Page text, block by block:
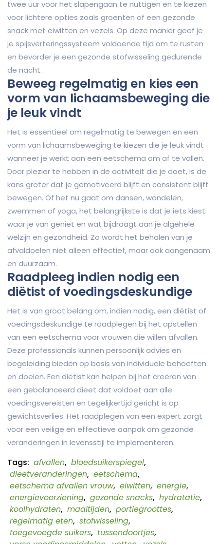
twee uur voor het slapengaan te nuttigen en te kiezen
voor lichtere opties zoals groenten of een gezonde
snack met eiwitten en vezels. Op deze manier geef je
je spijsverteringssysteem voldoende tijd om te rusten
en bevorder je een gezonde stofwisseling gedurende
de nacht.
Beweeg regelmatig en kies een
vorm van lichaamsbeweging die
je leuk vindt
Het is essentieel om regelmatig te bewegen en een
vorm van lichaamsbeweging te kiezen die je leuk vindt
wanneer je werkt aan een eetschema om af te vallen.
Door plezier te hebben in de activiteit die je doet, is de
kans groter dat je gemotiveerd blijft en consistent blijft
bewegen. Of het nu gaat om dansen, wandelen,
zwemmen of yoga, het belangrijkste is dat je iets kiest
waar je van geniet en wat bijdraagt aan je algehele
welzijn en gezondheid. Zo wordt het behalen van je
afvaldoelen niet alleen effectief, maar ook aangenaam
en duurzaam.
Raadpleeg indien nodig een
diëtist of voedingsdeskundige
Het is van groot belang om, indien nodig, een diëtist of
voedingsdeskundige te raadplegen bij het opstellen
van een eetschema voor vrouwen die willen afvallen.
Deze professionals kunnen persoonlijk advies en
begeleiding bieden op basis van individuele behoeften
en doelen. Een diëtist kan helpen bij het creëren van
een gebalanceerd dieet dat voldoet aan alle
voedingsvereisten en tegelijkertijd gericht is op
gewichtsverlies. Het raadplegen van een expert zorgt
voor een veilige en effectieve aanpak om gezonde
veranderingen in levensstijl te implementeren.
Tags: afvallen, bloedsuikerspiegel,
dieetveranderingen, eetschema,
eetschema afvallen vrouw, eiwitten, energie,
energievoorziening, gezonde snacks, hydratatie,
koolhydraten, maaltijden, portiegroottes,
regelmatig eten, stofwisseling,
toegevoegde suikers, tussendoortjes,